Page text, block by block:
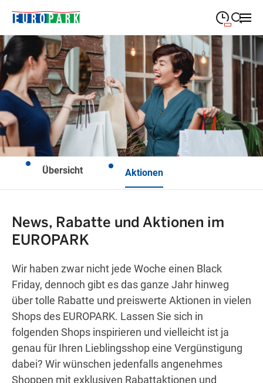
Suche schließen
Montag
MONTAG 09:00 —19:30
Dienstag
DIENSTAG 09:00 —
Mittwoch
MITTWOCH 09:00—19:30
Donnerstag
DONNERSTAG 19:30
FREITAG
Wegbeschreibung erhalten
Übersicht Aktionen
News, Rabatte und Aktionen im
EUROPARK
Wir haben zwar nicht jede Woche einen Black
Friday, dennoch gibt es das ganze Jahr hinweg
über tolle Rabatte und preiswerte Aktionen in vielen
Shops des EUROPARK. Lassen Sie sich in
folgenden Shops inspirieren und vielleicht ist ja
genau für Ihren Lieblingsshop eine Vergünstigung
dabei? Wir wünschen jedenfalls angenehmes
Shoppen mit exklusiven Rabattaktionen und